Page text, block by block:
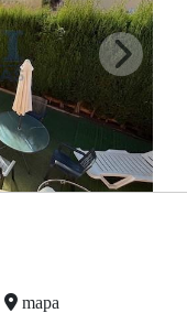
mapa